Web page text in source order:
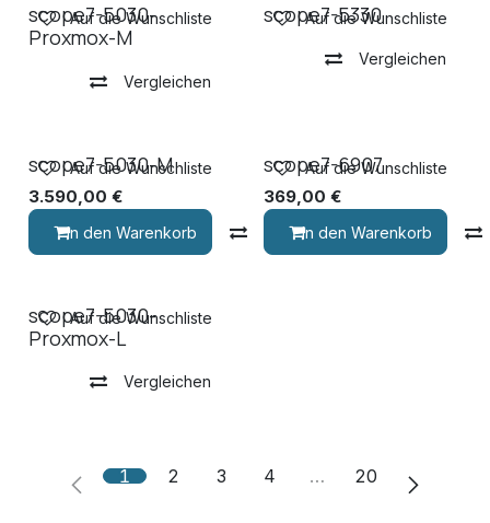
scope7-5030-
Proxmox-M
Vergleichen
Auf die Wunschliste scope7-5330
Vergleichen
Auf die Wunschliste
scope7-5030-M
3.590,00 €
In den Warenkorb Vergleichen
Auf die Wunschliste scope7-6907
369,00 €
In den Warenkorb
Auf die Wunschliste
scope7-5030-
Proxmox-L
Vergleichen
Auf die Wunschliste
1 2 3 4 … 20